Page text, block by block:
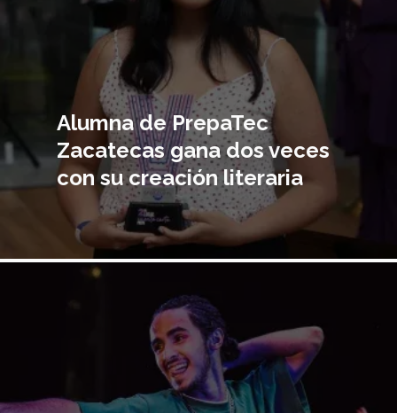
Alumna de PrepaTec
Zacatecas gana dos veces
con su creación literaria